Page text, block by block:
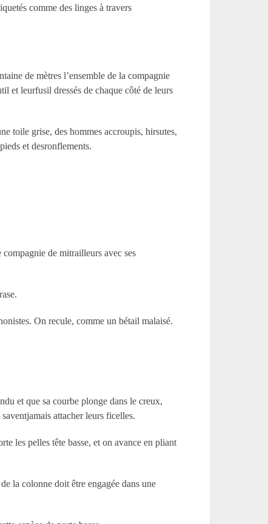
comme des linges à travers
de mètres l’ensemble de la compagnie
et leurfusil dressés de chaque côté de leurs
toile grise, des hommes accroupis, hirsutes,
et desronflements.
compagnie de mitrailleurs avec ses
On recule, comme un bétail malaisé.
et que sa courbe plonge dans le creux,
attacher leurs ficelles.
les pelles tête basse, et on avance en pliant
la colonne doit être engagée dans une